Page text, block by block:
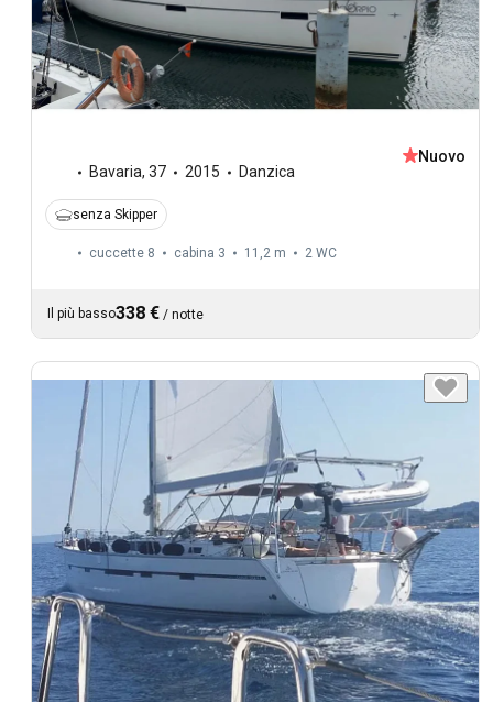
Bavaria, 37 2015 Danzica
Nuovo
senza Skipper
cuccette 8 cabina 3 11,2 m 2 WC
Il più basso338 € / notte